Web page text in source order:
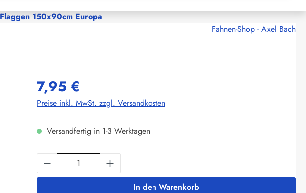
Flaggen 150x90cm Europa
Fahnen-Shop - Axel Bach
7,95 €
Preise inkl. MwSt. zzgl. Versandkosten
Versandfertig in 1-3 Werktagen
Produkt Anzahl: Gib den gewünschten Wert ein
In den Warenkorb